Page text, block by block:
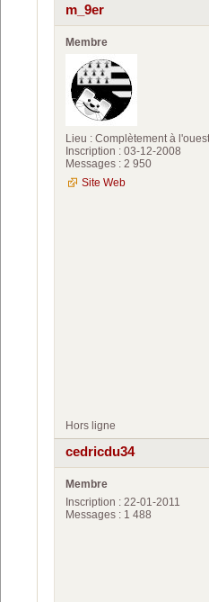
m_9er
Membre
Lieu : Complètement à
Inscription : 03-12-2008
Messages : 2 950
Site Web
Hors ligne
cedricdu34
Membre
Inscription : 22-01-2011
Messages : 1 488